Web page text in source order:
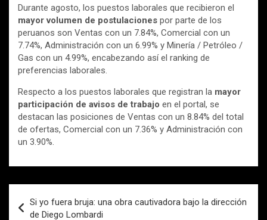
Durante agosto, los puestos laborales que recibieron el
mayor volumen de postulaciones por parte de los
peruanos son Ventas con un 7.84%, Comercial con un
7.74%, Administración con un 6.99% y Minería / Petróleo /
Gas con un 4.99%, encabezando así el ranking de
preferencias laborales.
Respecto a los puestos laborales que registran la mayor
participación de avisos de trabajo en el portal, se
destacan las posiciones de Ventas con un 8.84% del total
de ofertas, Comercial con un 7.36% y Administración con
un 3.90%.
de
Si yo fuera bruja: una obra cautivadora bajo la dirección
de Diego Lombardi